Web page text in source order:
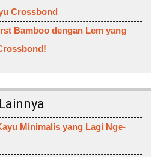
Crossbond
Bamboo dengan Lem yang
Minimalis yang Lagi Nge-